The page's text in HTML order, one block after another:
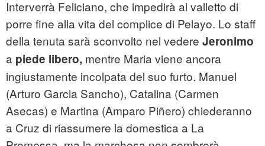
Interverrà Feliciano, che impedirà al valletto di
porre fine alla vita del complice di Pelayo. Lo staff
della tenuta sarà sconvolto nel vedere Jeronimo
a piede libero, mentre Maria viene ancora
ingiustamente incolpata del suo furto. Manuel
(Arturo Garcia Sancho), Catalina (Carmen
Asecas) e Martina (Amparo Piñero) chiederanno
a Cruz di riassumere la domestica a La